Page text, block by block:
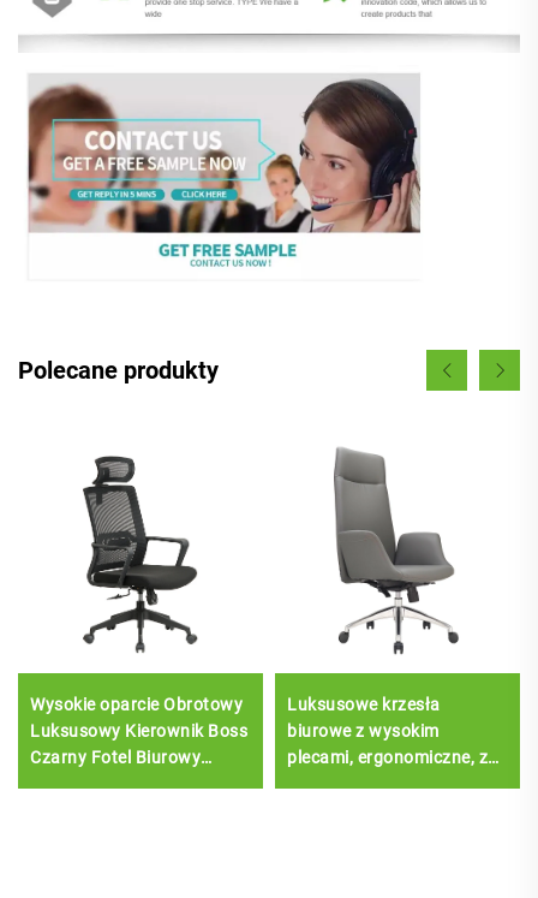
Polecane produkty
Wysokie oparcie Obrotowy
Luksusowy Kierownik Boss
Czarny Fotel Biurowy
Siatkowy Personel Zadanie
Luksusowe krzesła
biurowe z wysokim
plecami, ergonomiczne, z
podnoszącą funkcją,